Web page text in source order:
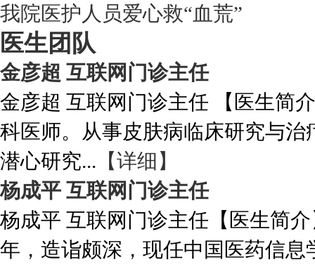
我院医护人员爱心救“血荒”
医生团队
金彦超 互联网门诊主任
金彦超 互联网门诊主任 【医生简
科医师。从事皮肤病临床研究与
潜心研究... 【详细】
杨成平 互联网门诊主任
杨成平 互联网门诊主任【医生简
年，造诣颇深，现任中国医药信